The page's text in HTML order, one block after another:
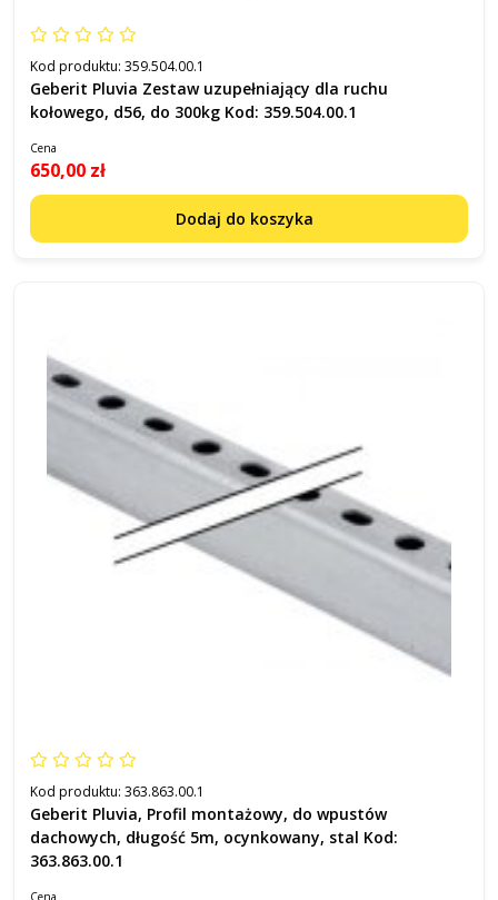
Kod produktu: 359.504.00.1
Geberit Pluvia Zestaw uzupełniający dla ruchu
kołowego, d56, do 300kg Kod: 359.504.00.1
Cena
650,00 zł
Dodaj do koszyka
Kod produktu: 363.863.00.1
Geberit Pluvia, Profil montażowy, do wpustów
dachowych, długość 5m, ocynkowany, stal Kod:
363.863.00.1
Cena